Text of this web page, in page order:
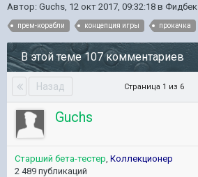
Автор: Guchs, 12 окт 2017, 09:32:18 в Фидбек
прем-корабли концепция игры прокачка
В этой теме 107 комментариев
Назад Страница 1 из 6
Guchs
Старший бета-тестер Коллекционер
2 489 публикаций